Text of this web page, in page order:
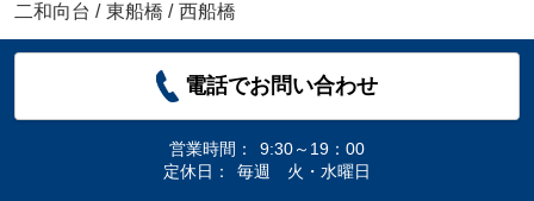
二和向台 / 東船橋 / 西船橋
電話でお問い合わせ
営業時間：
9:30～19：00
定休日：
毎週 火・水曜日